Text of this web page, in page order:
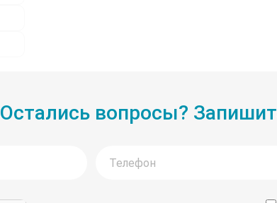
Остались вопросы?